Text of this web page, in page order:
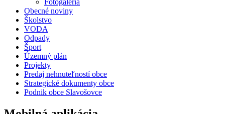
Obecné noviny
Školstvo
VODA
Odpady
Šport
Územný plán
Projekty
Predaj nehnuteľností obce
Strategické dokumenty obce
Podnik obce Slavošovce